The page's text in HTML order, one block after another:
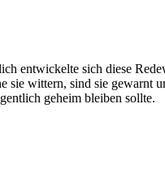
entwickelte sich diese
wittern, sind sie gewarnt
geheim bleiben sollte.